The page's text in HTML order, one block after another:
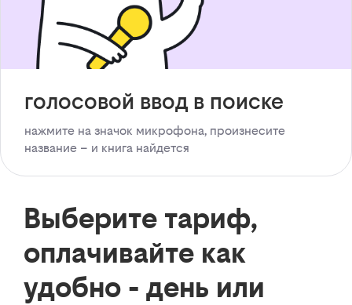
голосовой ввод в поиске
нажмите на значок микрофона, произнесите
название – и книга найдется
Выберите тариф,
оплачивайте как
удобно - день или